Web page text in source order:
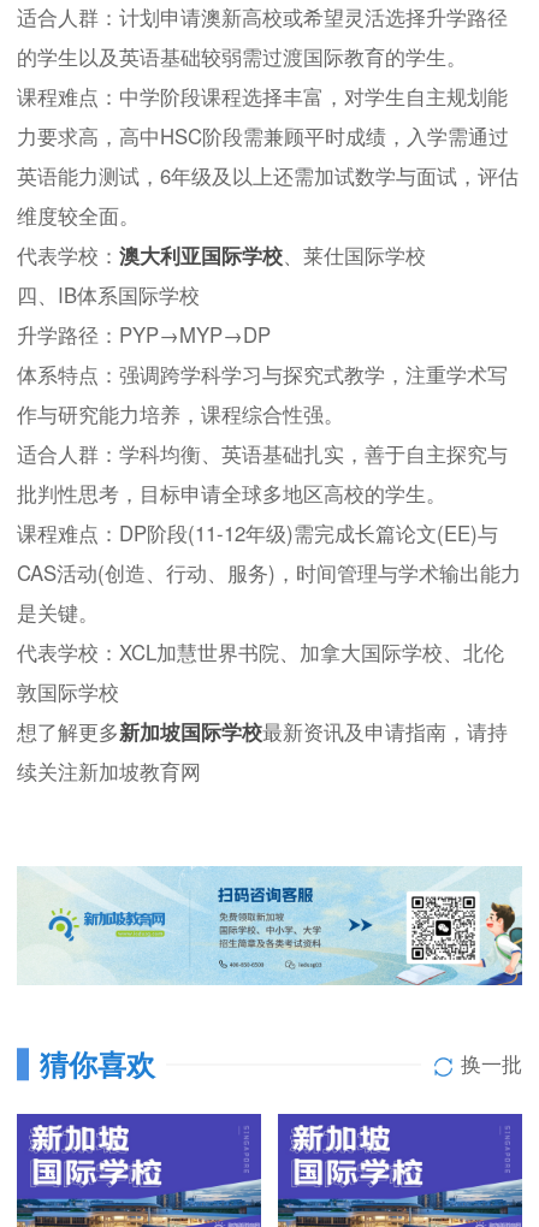
适合人群：计划申请澳新高校或希望灵活选择升学路径
的学生以及英语基础较弱需过渡国际教育的学生。
课程难点：中学阶段课程选择丰富，对学生自主规划能
力要求高，高中HSC阶段需兼顾平时成绩，入学需通过
英语能力测试，6年级及以上还需加试数学与面试，评估
维度较全面。
代表学校：澳大利亚国际学校、莱仕国际学校
四、IB体系国际学校
升学路径：PYP→MYP→DP
体系特点：强调跨学科学习与探究式教学，注重学术写
作与研究能力培养，课程综合性强。
适合人群：学科均衡、英语基础扎实，善于自主探究与
批判性思考，目标申请全球多地区高校的学生。
课程难点：DP阶段(11-12年级)需完成长篇论文(EE)与
CAS活动(创造、行动、服务)，时间管理与学术输出能力
是关键。
代表学校：XCL加慧世界书院、加拿大国际学校、北伦
敦国际学校
想了解更多新加坡国际学校最新资讯及申请指南，请持
续关注新加坡教育网
猜你喜欢 换一批